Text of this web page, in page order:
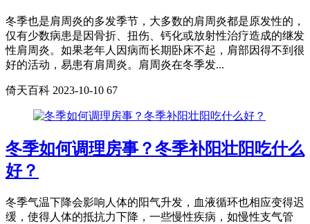
冬季也是肩周炎的多发季节，大多数的肩周炎都是原发性的，
仅有少数病患是因骨折、扭伤、钙化或放射性治疗造成的继发
性肩周炎。如果老年人因病而长期卧床不起，肩部因得不到很
好的活动，易患有肩周炎。肩周炎在冬季发...
倚天百科 2023-10-10 67
冬季如何调理房事？冬季补阳壮阳吃什么
好？
冬季气温下降会影响人体的阳气升发，血液循环也相应变得迟
缓，使得人体的抵抗力下降，一些慢性疾病，如慢性支气管